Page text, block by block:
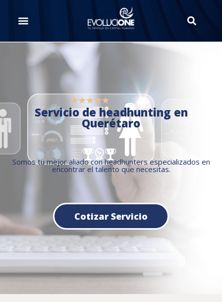
Servicio de headhunting en
Querétaro
Somos tu mejor aliado con headhunters especializados en
encontrar el talento que necesitas.
Cotizar Servicio